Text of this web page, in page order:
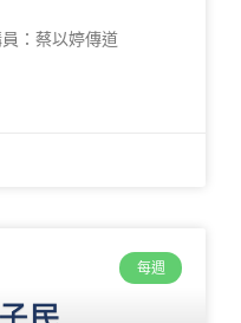
：蔡以婷傳道
每週